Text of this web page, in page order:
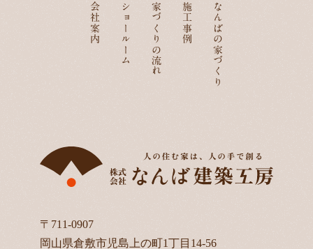
なんばの家づくり
施工事例
家づくりの流れ
ショールーム
会社案内
〒711-0907
岡山県倉敷市児島上の町1丁目14-56